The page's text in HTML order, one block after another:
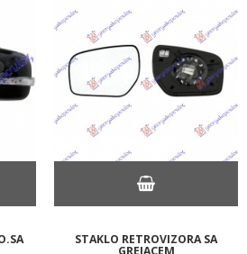
STAKLO RETROVIZORA SA
GREJACEM